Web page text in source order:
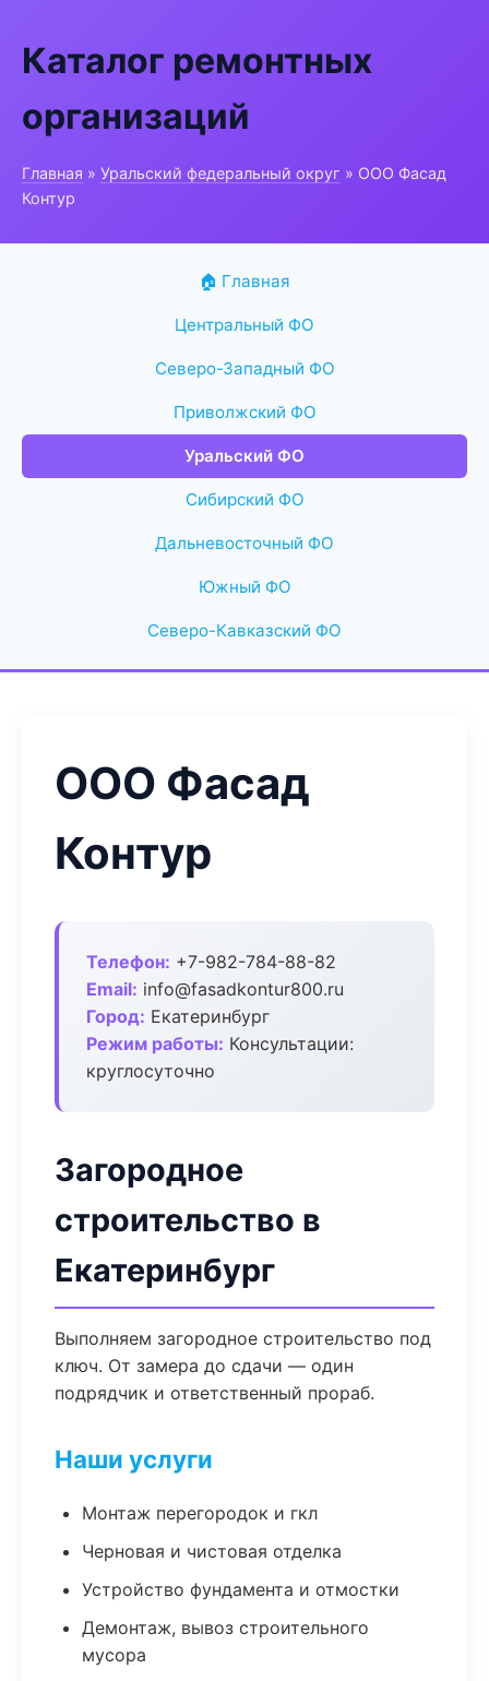
Каталог ремонтных
организаций
Главная » Уральский федеральный округ » ООО Фасад
Контур
🏠 Главная
Центральный ФО
Северо-Западный ФО
Приволжский ФО
Уральский ФО
Сибирский ФО
Дальневосточный ФО
Южный ФО
Северо-Кавказский ФО
ООО Фасад
Контур
Телефон: +7-982-784-88-82
Email: info@fasadkontur800.ru
Город: Екатеринбург
Режим работы: Консультации:
круглосуточно
Загородное
строительство в
Екатеринбург
Выполняем загородное строительство под
ключ. От замера до сдачи — один
подрядчик и ответственный прораб.
Наши услуги
Монтаж перегородок и гкл
Черновая и чистовая отделка
Устройство фундамента и отмостки
Демонтаж, вывоз строительного
мусора